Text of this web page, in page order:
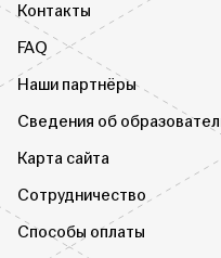
Контакты
FAQ
Наши партнёры
Сведения об
Карта сайта
Сотрудничество
Способы оплаты